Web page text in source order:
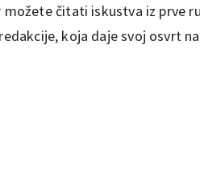
čitati iskustva iz prve
koja daje svoj osvrt